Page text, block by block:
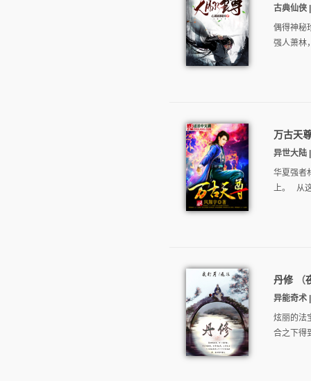
古典仙侠
偶得神秘
强人萧林
万古天
异世大陆
华夏强者
上。 从
丹修（
异能奇术
炫丽的法
合之下得